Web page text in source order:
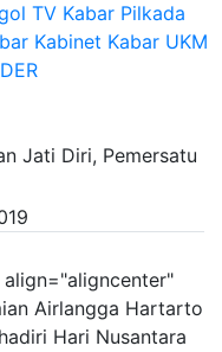
TV Kabar Pilkada
Kabinet Kabar UKM
Jati Diri, Pemersatu
Airlangga Hartarto
Hari Nusantara